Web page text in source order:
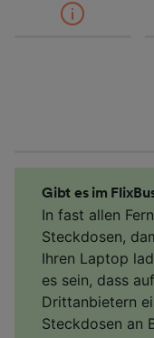
Gibt es im
In fast allen
Steckdosen,
Ihren Laptop
es sein, dass
Drittanbietern
Steckdosen an